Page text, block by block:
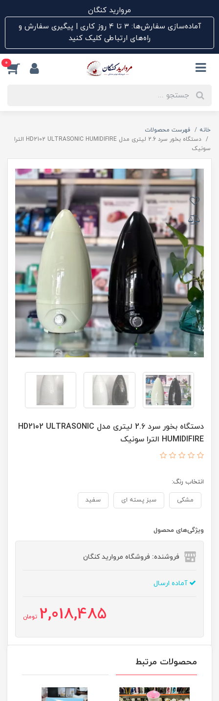
مروارید کنگان
آماده‌سازی سفارش‌ها: ۳ تا ۴ روز کاری | پیگیری سفارش و
راه‌های ارتباطی کلیک کنید
0
خانه
فهرست محصولات
دستگاه بخور سرد 2.6 لیتری مدل HD2102 ULTRASONIC HUMIDIFIRE الترا
سونیک
دستگاه بخور سرد 2.6 لیتری مدل HD2102 ULTRASONIC
HUMIDIFIRE الترا سونیک
انتخاب رنگ:
مشکی سبز پسته ای سفید
ویژگی‌های محصول
فروشنده: فروشگاه مروارید کنگان
آماده ارسال
2,018,485 تومان
محصولات مرتبط